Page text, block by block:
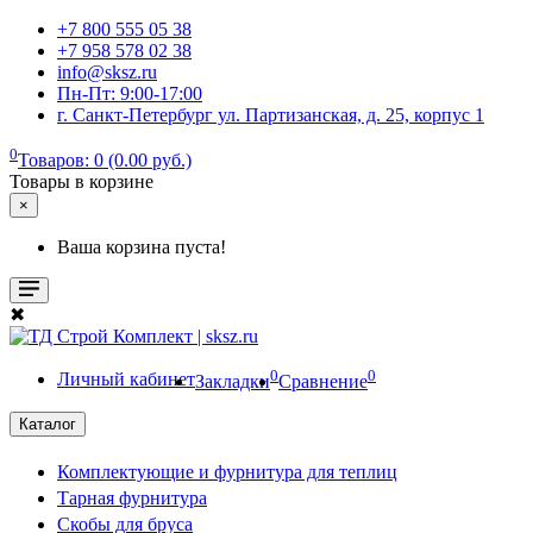
+7 800 555 05 38
+7 958 578 02 38
info@sksz.ru
Пн-Пт: 9:00-17:00
г. Санкт-Петербург ул. Партизанская, д. 25, корпус 1
0Товаров: 0 (0.00 руб.)
Товары в корзине
×
Ваша корзина пуста!
✖
Личный кабинетЗакладки0Сравнение0
Каталог
Комплектующие и фурнитура для теплиц
Тарная фурнитура
Скобы для бруса